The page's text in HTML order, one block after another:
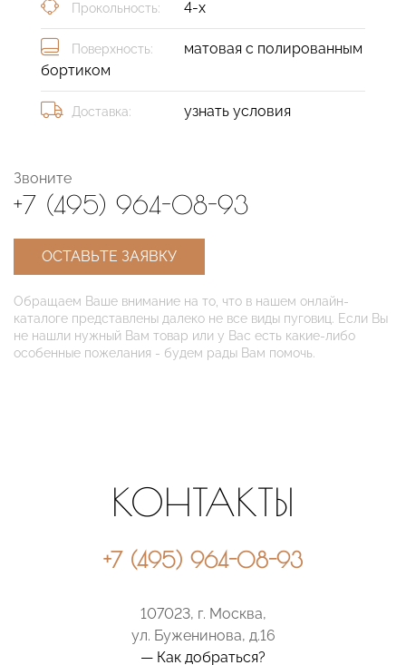
Прокольность: 4-х
Поверхность:
матовая с полированным
бортиком
Доставка: узнать условия
Звоните
+7 (495) 964-08-93
ОСТАВЬТЕ ЗАЯВКУ
Обращаем Ваше внимание на то, что в нашем онлайн-
каталоге представлены далеко не все виды пуговиц. Если Вы
не нашли нужный Вам товар или у Вас есть какие-либо
особенные пожелания - будем рады Вам помочь.
КОНТАКТЫ
+7 (495) 964-08-93
107023, г. Москва,
ул. Буженинова, д.16
— Как добраться?